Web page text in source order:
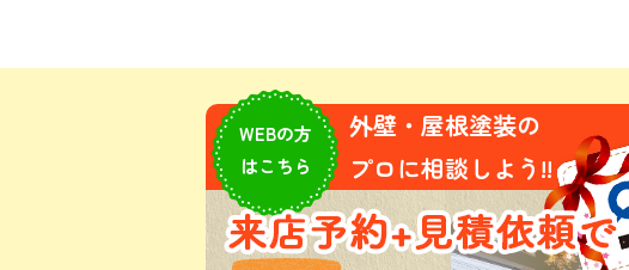
WEBの方
はこちら
外壁・屋根塗装の
プロに相談しよう!!